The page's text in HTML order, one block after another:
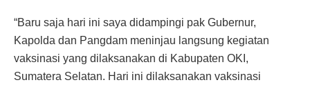
“Baru saja hari ini saya didampingi pak Gubernur,
Kapolda dan Pangdam meninjau langsung kegiatan
vaksinasi yang dilaksanakan di Kabupaten OKI,
Sumatera Selatan. Hari ini dilaksanakan vaksinasi